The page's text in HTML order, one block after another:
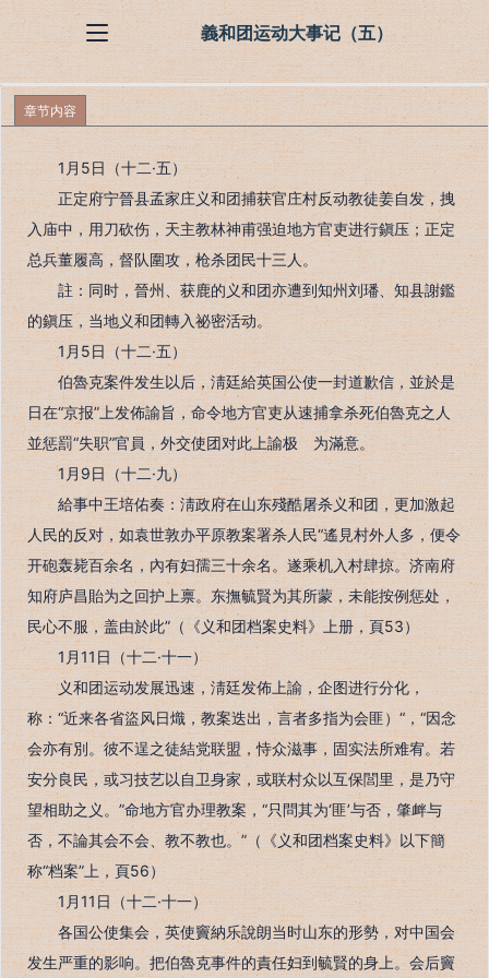
義和团运动大事记（五）
章节内容
1月5日（十二·五）
正定府宁晉县孟家庄义和团捕获官庄村反动教徒姜自发，拽
入庙中，用刀砍伤，天主教林神甫强迫地方官吏进行鎭压；正定
总兵董履高，督队圍攻，枪杀团民十三人。
註：同时，晉州、获鹿的义和团亦遭到知州刘璠、知县謝鑑
的鎭压，当地义和团轉入祕密活动。
1月5日（十二·五）
伯魯克案件发生以后，淸廷給英国公使一封道歉信，並於是
日在“京报”上发佈諭旨，命令地方官吏从速捕拿杀死伯魯克之人
並惩罰“失职”官員，外交使团对此上諭极 为滿意。
1月9日（十二·九）
給事中王培佑奏：淸政府在山东殘酷屠杀义和团，更加激起
人民的反对，如袁世敦办平原教案署杀人民“遙見村外人多，便令
开砲轰毙百余名，內有妇孺三十余名。遂乘机入村肆掠。济南府
知府庐昌貽为之回护上禀。东撫毓賢为其所蒙，未能按例惩处，
民心不服，盖由於此”（《义和团档案史料》上册，頁53）
1月11日（十二·十一）
义和团运动发展迅速，淸廷发佈上諭，企图进行分化，
称：“近来各省盜风日熾，教案迭出，言者多指为会匪）“，“因念
会亦有別。彼不逞之徒結党联盟，恃众滋事，固实法所难宥。若
安分良民，或习技艺以自卫身家，或联村众以互保閭里，是乃守
望相助之义。”命地方官办理教案，“只問其为‘匪’与否，肇衅与
否，不論其会不会、教不教也。”（《义和团档案史料》以下簡
称“档案”上，頁56）
1月11日（十二·十一）
各国公使集会，英使竇納乐說朗当时山东的形勢，对中国会
发生严重的影响。把伯魯克事件的責任妇到毓賢的身上。会后竇